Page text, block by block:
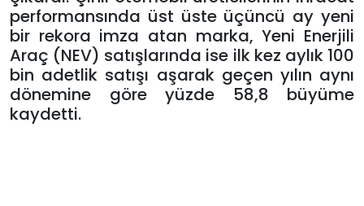
performansında üst üste üçüncü ay yeni
bir rekora imza atan marka, Yeni Enerjili
Araç (NEV) satışlarında ise ilk kez aylık 100
bin adetlik satışı aşarak geçen yılın aynı
dönemine göre yüzde 58,8 büyüme
kaydetti.